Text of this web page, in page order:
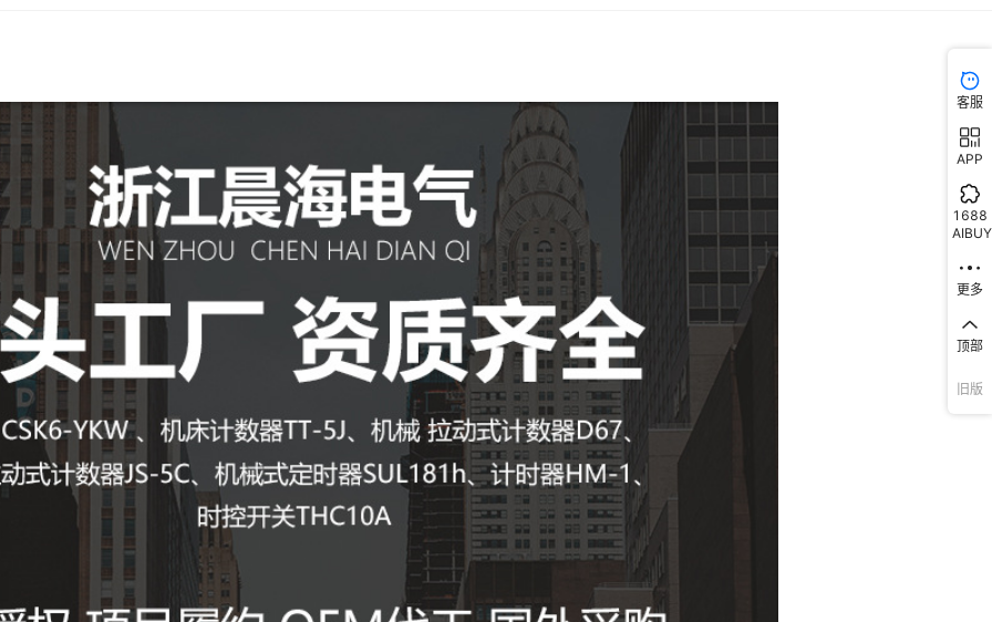
客服
APP
1688
AIBUY
更多
顶部
旧版